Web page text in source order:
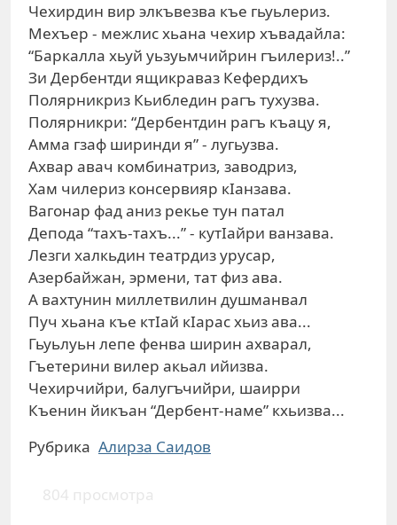
Чехирдин вир элкъвезва къе гьуьлериз.
Мехъер - межлис хьана чехир хъвадайла:
“Баркалла хьуй уьзуьмчийрин гъилериз!..”
Зи Дербентди ящикраваз Кефердихъ
Полярникриз Кьибледин рагъ тухузва.
Полярникри: “Дербентдин рагъ къацу я,
Амма гзаф ширинди я” - лугьузва.
Ахвар авач комбинатриз, заводриз,
Хам чилериз консервияр кIанзава.
Вагонар фад аниз рекье тун патал
Депода “тахъ-тахъ...” - кутIайри ванзава.
Лезги халкьдин театрдиз урусар,
Азербайжан, эрмени, тат физ ава.
А вахтунин миллетвилин душманвал
Пуч хьана къе ктIай кIарас хьиз ава...
Гьуьлуьн лепе фенва ширин ахварал,
Гъетерини вилер акьал ийизва.
Чехирчийри, балугъчийри, шаирри
Къенин йикъан “Дербент-наме” кхьизва...
Рубрика Алирза Саидов
804 просмотра